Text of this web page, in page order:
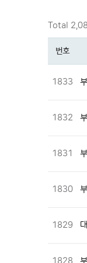
Total
번호
1833
1832
1831
1830
1829
1828